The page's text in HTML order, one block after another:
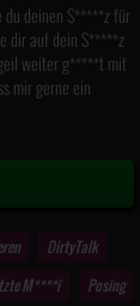
deinen S*****z für
dir auf dein S*****z
weiter g*****t mit
mir gerne ein
DirtyTalk
M****i Posing